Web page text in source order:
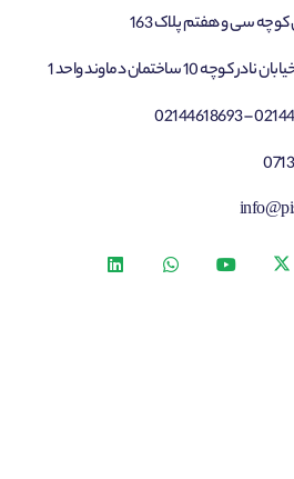
کوچه سی و هفتم پلاک 163
ساختمان دماوند واحد 1